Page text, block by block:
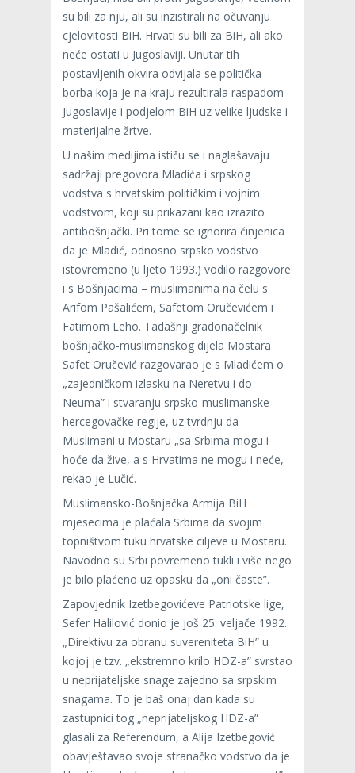
su bili za nju, ali su inzistirali na očuvanju
cjelovitosti BiH. Hrvati su bili za BiH, ali ako
neće ostati u Jugoslaviji. Unutar tih
postavljenih okvira odvijala se politička
borba koja je na kraju rezultirala raspadom
Jugoslavije i podjelom BiH uz velike ljudske i
materijalne žrtve.
U našim medijima ističu se i naglašavaju
sadržaji pregovora Mladića i srpskog
vodstva s hrvatskim političkim i vojnim
vodstvom, koji su prikazani kao izrazito
antibošnjački. Pri tome se ignorira činjenica
da je Mladić, odnosno srpsko vodstvo
istovremeno (u ljeto 1993.) vodilo razgovore
i s Bošnjacima – muslimanima na čelu s
Arifom Pašalićem, Safetom Oručevićem i
Fatimom Leho. Tadašnji gradonačelnik
bošnjačko-muslimanskog dijela Mostara
Safet Oručević razgovarao je s Mladićem o
„zajedničkom izlasku na Neretvu i do
Neuma” i stvaranju srpsko-muslimanske
hercegovačke regije, uz tvrdnju da
Muslimani u Mostaru „sa Srbima mogu i
hoće da žive, a s Hrvatima ne mogu i neće,
rekao je Lučić.
Muslimansko-Bošnjačka Armija BiH
mjesecima je plaćala Srbima da svojim
topništvom tuku hrvatske ciljeve u Mostaru.
Navodno su Srbi povremeno tukli i više nego
je bilo plaćeno uz opasku da „oni časte”.
Zapovjednik Izetbegovićeve Patriotske lige,
Sefer Halilović donio je još 25. veljače 1992.
„Direktivu za obranu suvereniteta BiH” u
kojoj je tzv. „ekstremno krilo HDZ-a” svrstao
u neprijateljske snage zajedno sa srpskim
snagama. To je baš onaj dan kada su
zastupnici tog „neprijateljskog HDZ-a”
glasali za Referendum, a Alija Izetbegović
obavještavao svoje stranačko vodstvo da je